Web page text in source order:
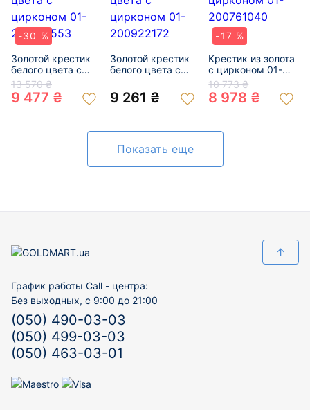
-30 %
Золотой крестик
белого цвета с
цирконом 01-
200155553
13 570 ₴
9 477 ₴
Золотой крестик
белого цвета с
200922172
9 261 ₴
-17 %
Крестик из золота
с цирконом 01-
200761040
10 773 ₴
8 978 ₴
Показать еще
↑
График работы Call - центра:
Без выходных, с 9:00 до 21:00
(050) 490-03-03
(050) 499-03-03
(050) 463-03-01